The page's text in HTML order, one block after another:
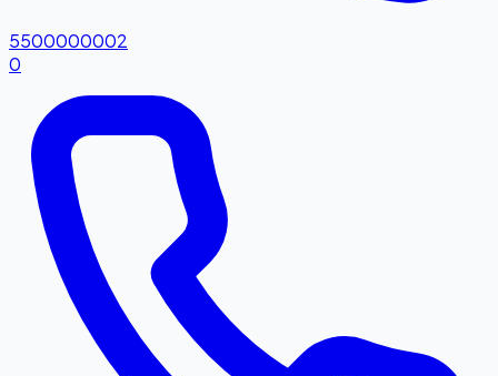
5500000002
0